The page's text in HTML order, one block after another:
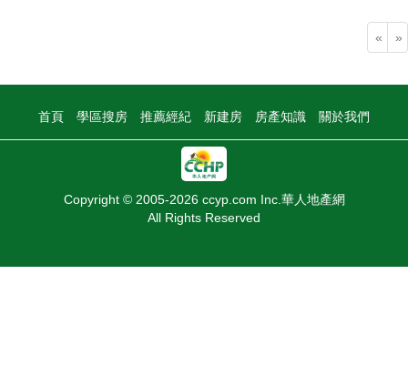
« »
首頁 學區搜房 推薦經紀 新建房 房產知識 關於我們
Copyright © 2005-2026 ccyp.com Inc.華人地產網
All Rights Reserved